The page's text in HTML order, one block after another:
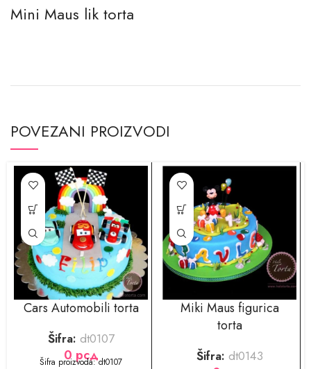
Mini Maus lik torta
POVEZANI PROIZVODI
Cars Automobili torta
Šifra: dt0107
0 рсд
​​Šifra proizvoda: dt0107
Miki Maus figurica
torta
Šifra: dt0143